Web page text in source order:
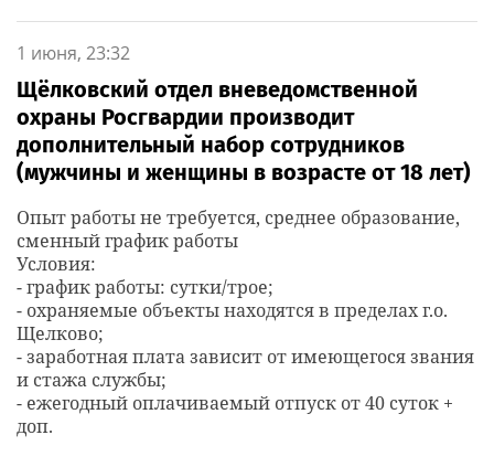
1 июня, 23:32
Щёлковский отдел вневедомственной
охраны Росгвардии производит
дополнительный набор сотрудников
(мужчины и женщины в возрасте от 18 лет)
Опыт работы не требуется, среднее образование,
сменный график работы
Условия:
- график работы: сутки/трое;
- охраняемые объекты находятся в пределах г.о.
Щелково;
- заработная плата зависит от имеющегося звания
и стажа службы;
- ежегодный оплачиваемый отпуск от 40 суток +
доп.